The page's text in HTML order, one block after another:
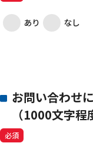
あり なし
お問い合わせ
（1000文字程
必須